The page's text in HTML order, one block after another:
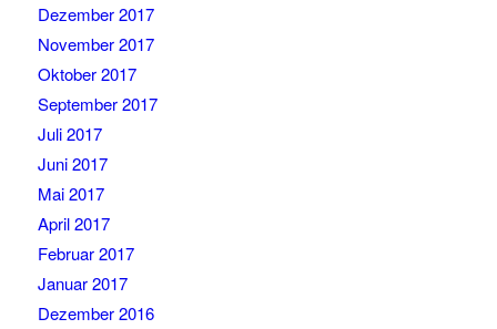
Dezember 2017
November 2017
Oktober 2017
September 2017
Juli 2017
Juni 2017
Mai 2017
April 2017
Februar 2017
Januar 2017
Dezember 2016